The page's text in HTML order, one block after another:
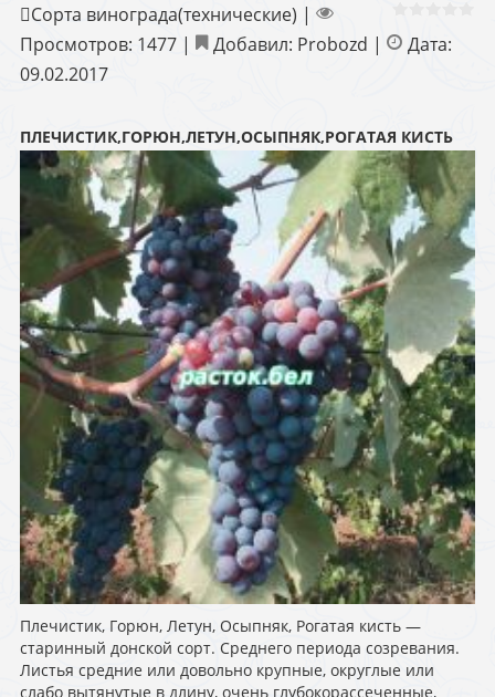
Сорта винограда(технические) |
Просмотров: 1477 | Добавил: Probozd |
Дата:
09.02.2017
ПЛЕЧИСТИК,ГОРЮН,ЛЕТУН,ОСЫПНЯК,РОГАТАЯ КИСТЬ
Плечистик, Горюн, Летун, Осыпняк, Рогатая кисть —
старинный донской сорт. Среднего периода созревания.
Листья средние или довольно крупные, округлые или
слабо вытянутые в длину, очень глубокорассеченные,